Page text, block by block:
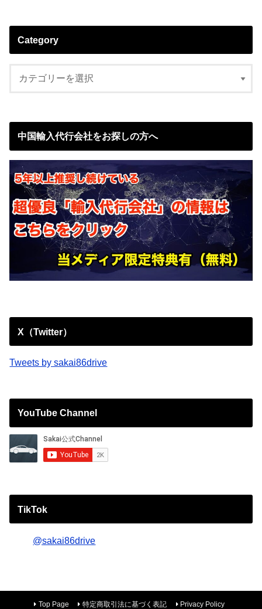
Category
中国輸入代行会社をお探しの方へ
X（Twitter）
Tweets by sakai86drive
YouTube Channel
TikTok
@sakai86drive
Top Page 特定商取引法に基づく表記 Privacy Policy